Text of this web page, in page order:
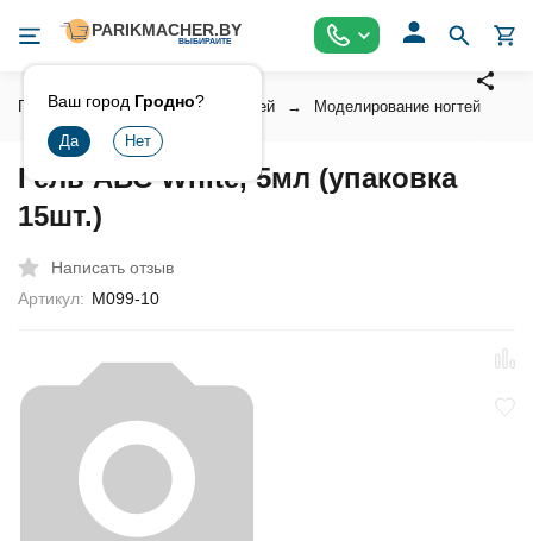
Ваш город Гродно?
Главная Косметика для ногтей Моделирование ногтей
Гель АВС White, 5мл (упаковка
15шт.)
Написать отзыв
Артикул: М099-10